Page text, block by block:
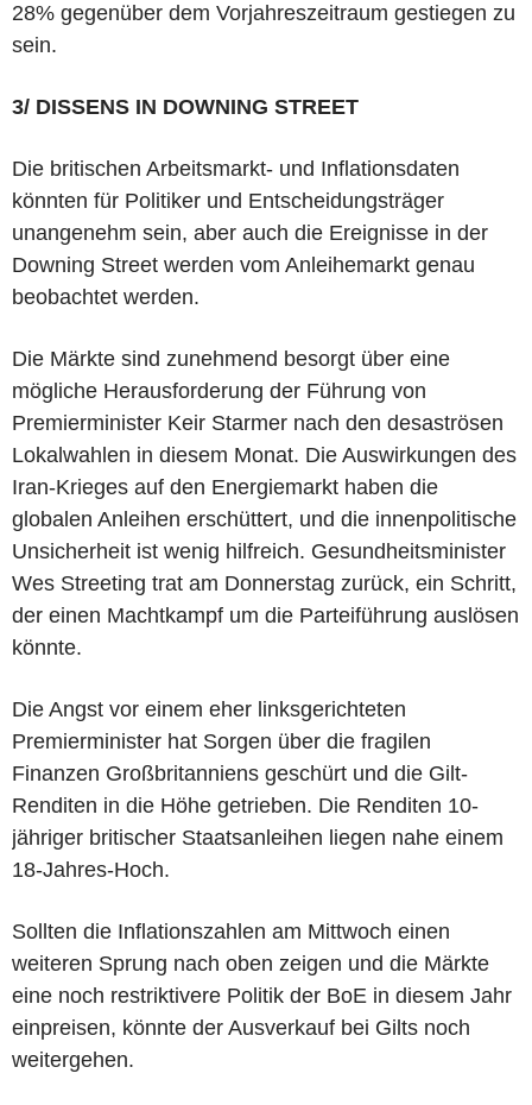
28% gegenüber dem Vorjahreszeitraum gestiegen zu
sein.
3/ DISSENS IN DOWNING STREET
Die britischen Arbeitsmarkt- und Inflationsdaten
könnten für Politiker und Entscheidungsträger
unangenehm sein, aber auch die Ereignisse in der
Downing Street werden vom Anleihemarkt genau
beobachtet werden.
Die Märkte sind zunehmend besorgt über eine
mögliche Herausforderung der Führung von
Premierminister Keir Starmer nach den desaströsen
Lokalwahlen in diesem Monat. Die Auswirkungen des
Iran-Krieges auf den Energiemarkt haben die
globalen Anleihen erschüttert, und die innenpolitische
Unsicherheit ist wenig hilfreich. Gesundheitsminister
Wes Streeting trat am Donnerstag zurück, ein Schritt,
der einen Machtkampf um die Parteiführung auslösen
könnte.
Die Angst vor einem eher linksgerichteten
Premierminister hat Sorgen über die fragilen
Finanzen Großbritanniens geschürt und die Gilt-
Renditen in die Höhe getrieben. Die Renditen 10-
jähriger britischer Staatsanleihen liegen nahe einem
18-Jahres-Hoch.
Sollten die Inflationszahlen am Mittwoch einen
weiteren Sprung nach oben zeigen und die Märkte
eine noch restriktivere Politik der BoE in diesem Jahr
einpreisen, könnte der Ausverkauf bei Gilts noch
weitergehen.